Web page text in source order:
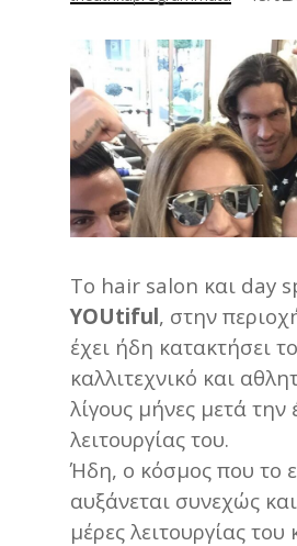
Το hair salon και day
YOUtiful, στην
έχει ήδη κατακτήσει
καλλιτεχνικό και
λίγους μήνες μετά την
λειτουργίας του.
Ήδη, ο κόσμος που το
αυξάνεται συνεχώς
μέρες λειτουργίας του